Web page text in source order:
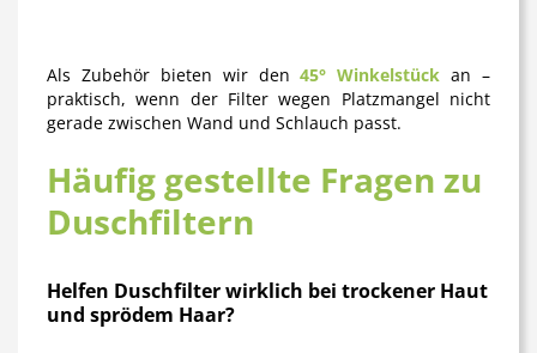
Als Zubehör bieten wir den45° Winkelstück an –
praktisch, wenn der Filter wegen Platzmangel nicht
gerade zwischen Wand und Schlauch passt.
Häufig gestellte Fragen zu
Duschfiltern
Helfen Duschfilter wirklich bei trockener Haut
und sprödem Haar?